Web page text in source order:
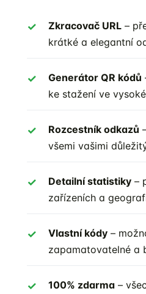
Zkracovač URL –
krátké a elegantní
Generátor QR kódů
ke stažení ve
Rozcestník odkazů
všemi vašimi
Detailní statistiky –
zařízeních a
Vlastní kódy –
zapamatovatelné a
100% zdarma –